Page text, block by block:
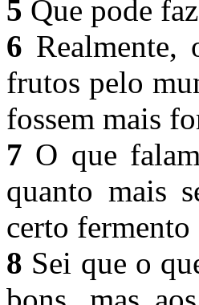
5 Que pode
6
frutos pelo
fossem mais
7 O que
quanto mais
certo
8 Sei que o